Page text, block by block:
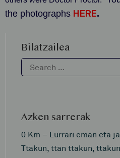
the photographs HERE.
Bilatzailea
Azken sarrerak
0 Km – Lurrari eman eta
Ttakun, ttan ttakun,